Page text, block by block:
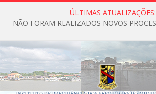
ÚLTIMAS ATUALIZAÇÕES: